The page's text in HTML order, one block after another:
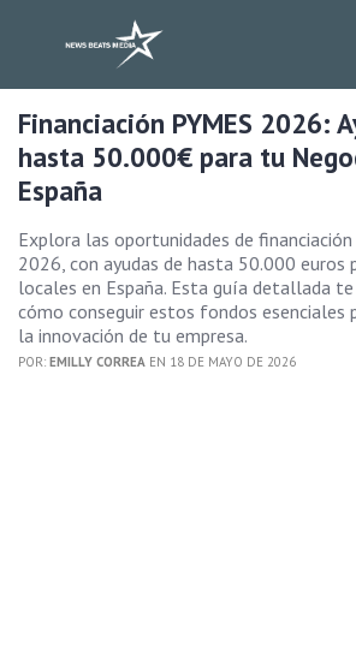
Financiación PYMES 2026:
hasta 50.000€ para tu
España
Explora las oportunidades de financiación
2026, con ayudas de hasta 50.000 euros
locales en España. Esta guía detallada
cómo conseguir estos fondos esenciales
la innovación de tu empresa.
POR: EMILLY CORREA EN 18 DE MAYO DE 2026